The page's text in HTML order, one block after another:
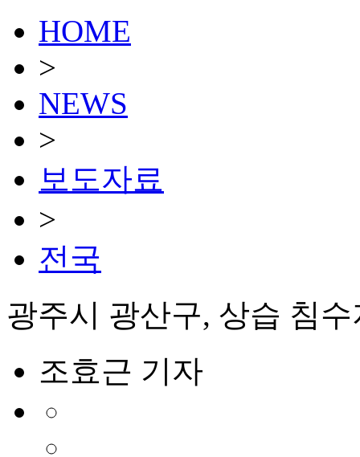
HOME
>
NEWS
>
보도자료
>
전국
광주시 광산구, 상습 침
조효근 기자